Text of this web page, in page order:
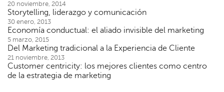
20 noviembre, 2014
Storytelling, liderazgo y comunicación
30 enero, 2013
Economía conductual: el aliado invisible del marketing
5 marzo, 2015
Del Marketing tradicional a la Experiencia de Cliente
21 noviembre, 2013
Customer centricity: los mejores clientes como centro
de la estrategia de marketing